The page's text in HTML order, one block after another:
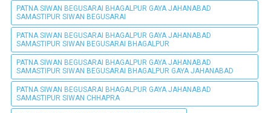
PATNA SIWAN BEGUSARAI BHAGALPUR GAYA JAHANABAD
SAMASTIPUR SIWAN BEGUSARAI
PATNA SIWAN BEGUSARAI BHAGALPUR GAYA JAHANABAD
SAMASTIPUR SIWAN BEGUSARAI BHAGALPUR
PATNA SIWAN BEGUSARAI BHAGALPUR GAYA JAHANABAD
SAMASTIPUR SIWAN BEGUSARAI BHAGALPUR GAYA JAHANABAD
PATNA SIWAN BEGUSARAI BHAGALPUR GAYA JAHANABAD
SAMASTIPUR SIWAN CHHAPRA